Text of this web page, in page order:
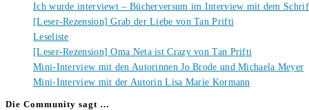
Ich wurde interviewt – Bücherversum im Interview mit dem
[Leser-Rezension] Grab der Liebe von Tan Prifti
Leseliste
[Leser-Rezension] Oma Neta ist Crazy von Tan Prifti
Mini-Interview mit den Autorinnen Jo Brode und Michaela Meyer
Mini-Interview mit der Autorin Lisa Marie Kormann
Die Community sagt …